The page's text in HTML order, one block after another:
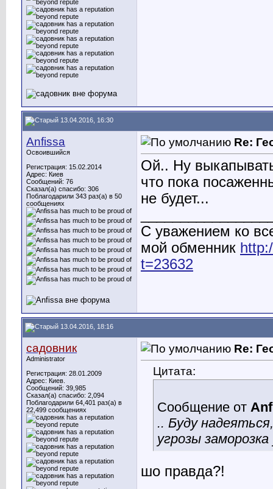
13.04.2016, 16:30
Anfissa
Освоившийся
Регистрация: 15.02.2014
Адрес: Киев
Сообщений: 76
Сказал(а) спасибо: 306
Поблагодарили 343 раз(а) в 50
сообщениях
Re:
Ой.. Ну
что пока
не будет...
С уважением ко
мой обменник
t=23632
13.04.2016, 18:16
садовник
Administrator
Регистрация: 28.01.2009
Адрес: Киев.
Сообщений: 39,985
Сказал(а) спасибо: 2,094
Поблагодарили 64,401 раз(а) в
22,499 сообщениях
Re:
Цитата:
Сообщение от
.. Буду
угрозы
шо правда?!